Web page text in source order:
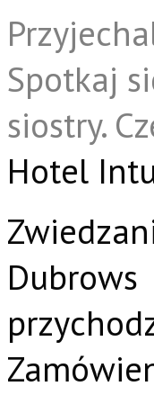
Spotkaj
siostry.
Hotel